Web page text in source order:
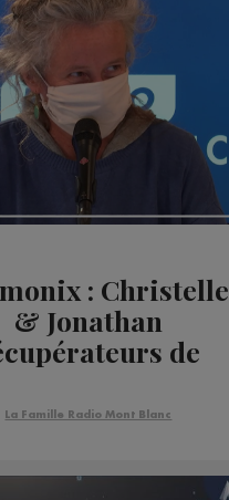
: Christelle
& Jonathan
de
La Famille Radio Mont Blanc